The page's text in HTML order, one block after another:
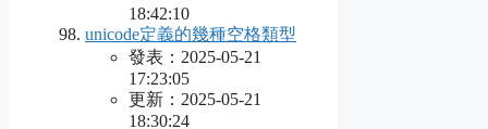
18:42:10
unicode定義的幾種空格類型
發表：2025-05-21
17:23:05
更新：2025-05-21
18:30:24